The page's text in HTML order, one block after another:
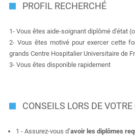
PROFIL RECHERCHÉ
1- Vous êtes aide-soignant diplômé d'état
2- Vous êtes motivé pour exercer cette
grands Centre Hospitalier Universitaire de
3- Vous êtes disponible rapidement
CONSEILS LORS DE
1 - Assurez-vous d’avoir les diplômes